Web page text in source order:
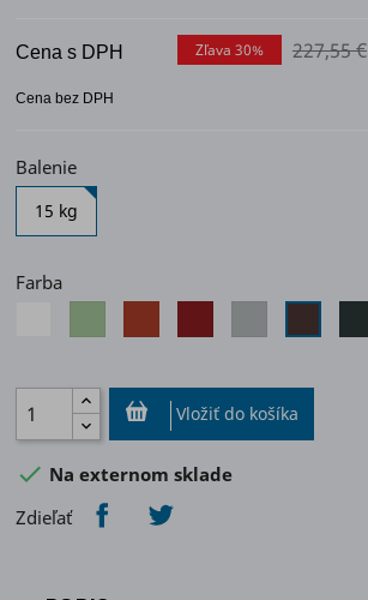
Cena s DPH Zľava 30% 227,55 €
Cena bez DPH
Balenie
15 kg
Farba
975
742
758
030
434
Vložiť do košíka
 Na externom sklade
Zdieľať